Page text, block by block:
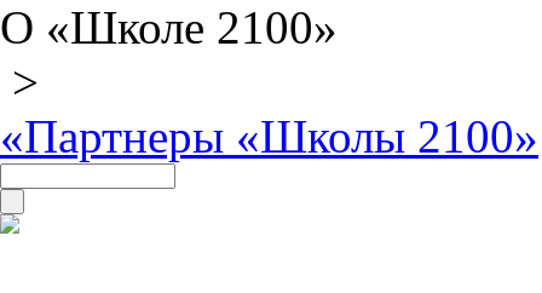
О «Школе 2100»
>
«Партнеры «Школы 2100»